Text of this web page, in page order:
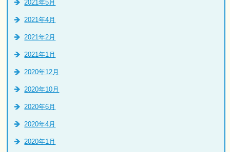
2021年5月
2021年4月
2021年2月
2021年1月
2020年12月
2020年10月
2020年6月
2020年4月
2020年1月